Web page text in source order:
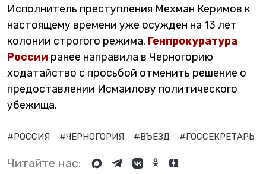
Исполнитель преступления Мехман Керимов к
настоящему времени уже осужден на 13 лет
колонии строгого режима. Генпрокуратура
России ранее направила в Черногорию
ходатайство с просьбой отменить решение о
предоставлении Исмаилову политического
убежища.
#РОССИЯ #ЧЕРНОГОРИЯ #ВЪЕЗД #ГОССЕКРЕТАРЬ
Читайте нас: